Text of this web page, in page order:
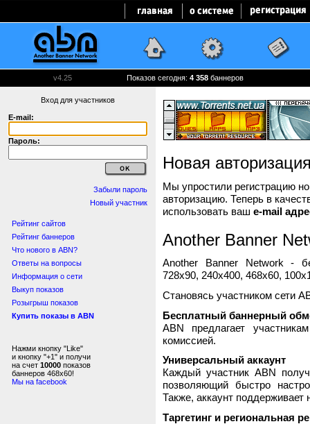
v4.25 Показов сегодня: 4 358 баннеров
Вход для участников
E-mail:
Пароль:
Забыли пароль
Новый участник
Рейтинг сайтов
Рейтинг баннеров
Что нового в ABN?
Ответы на вопросы
Информация о сети
Выкуп показов
Розыгрыш показов
Купить показы в ABN
Нажми кнопку "Like"
и кнопку "+1" и получи
на счет 10000 показов
баннеров 468x60!
Мы на facebook
Новая
Мы упростили регистрацию
авторизацию. Теперь в
использовать ваш e-mail
Another Banner
Another Banner Network -
728x90, 240x400, 468x60,
Становясь участником сети
Бесплатный баннерный
ABN предлагает
комиссией.
Универсальный аккаунт
Каждый участник ABN
позволяющий быстро
Также, аккаунт поддерживает
Таргетинг и региональная